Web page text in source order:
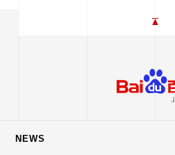
NEWS